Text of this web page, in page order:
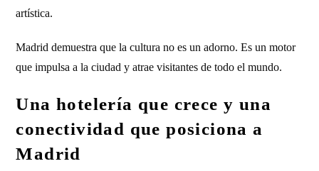
artística.
Madrid demuestra que la cultura no es un adorno. Es un motor
que impulsa a la ciudad y atrae visitantes de todo el mundo.
Una hotelería que crece y una
conectividad que posiciona a
Madrid